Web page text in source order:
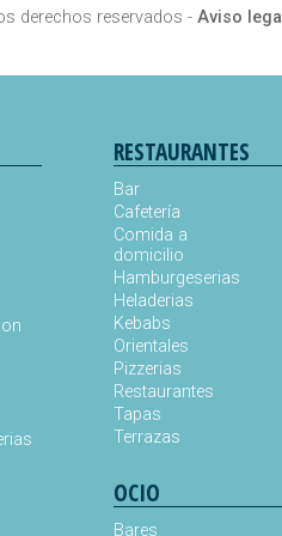
derechos reservados - Aviso legal
RESTAURANTES
Bar
Cafetería
Comida a
domicilio
Hamburgeserias
Heladerias
Kebabs
Orientales
Pizzerias
Restaurantes
Tapas
Terrazas
OCIO
Bares